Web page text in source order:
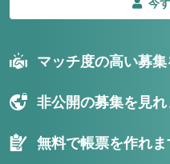
今
マッチ度の高い募
非公開の募集を見れ
無料で帳票を作れま